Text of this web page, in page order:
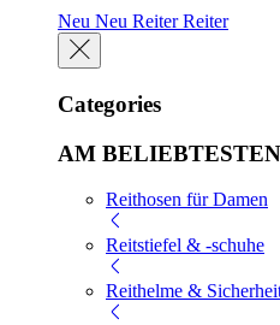
Neu Neu Reiter Reiter
Categories
AM BELIEBTESTEN
Reithosen für Damen
Reitstiefel & -schuhe
Reithelme &